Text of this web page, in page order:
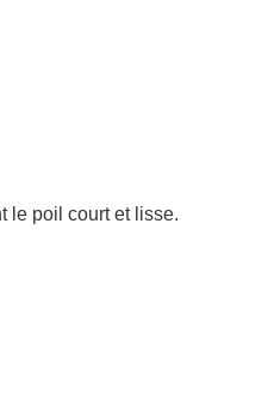
le poil court et lisse.